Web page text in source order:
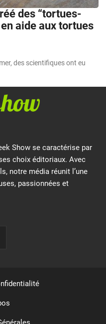
des “tortues-
aide aux tortues
des scientifiques ont eu
Show se caractérise par
choix éditoriaux. Avec
notre média réunit l’une
passionnées et